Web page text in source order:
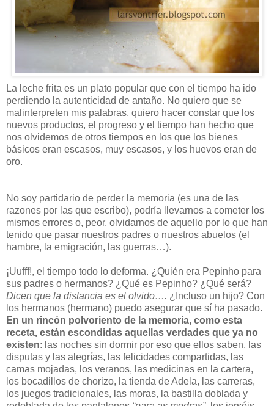
La leche frita es un plato popular que con el tiempo ha ido
perdiendo la autenticidad de antaño. No quiero que se
malinterpreten mis palabras, quiero hacer constar que los
nuevos productos, el progreso y el tiempo han hecho que
nos olvidemos de otros tiempos en los que los bienes
básicos eran escasos, muy escasos, y los huevos eran de
oro.
No soy partidario de perder la memoria (es una de las
razones por las que escribo), podría llevarnos a cometer los
mismos errores o, peor, olvidarnos de aquello por lo que han
tenido que pasar nuestros padres o nuestros abuelos (el
hambre, la emigración, las guerras…).
¡Uufff!, el tiempo todo lo deforma. ¿Quién era Pepinho para
sus padres o hermanos? ¿Qué es Pepinho? ¿Qué será?
Dicen que la distancia es el olvido…. ¿Incluso un hijo? Con
los hermanos (hermano) puedo asegurar que sí ha pasado.
En un rincón polvoriento de la memoria, como esta
receta, están escondidas aquellas verdades que ya no
existen: las noches sin dormir por eso que ellos saben, las
disputas y las alegrías, las felicidades compartidas, las
camas mojadas, los veranos, las medicinas en la cartera,
los bocadillos de chorizo, la tienda de Adela, las carreras,
los juegos tradicionales, las moras, la bastilla doblada y